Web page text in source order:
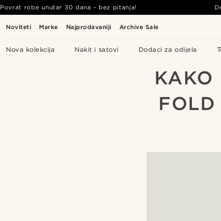
Noviteti Marke Najprodavaniji Archive Sale
Nova kolekcija Nakit i satovi Dodaci za odijela
Povrat robe unutar 30 dana - bez pitanja!
KAKO